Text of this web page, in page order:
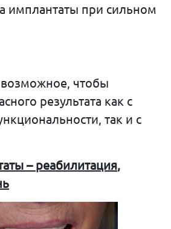
имплантаты при сильном
чтобы
результата как с
так и с
– реабилитация,